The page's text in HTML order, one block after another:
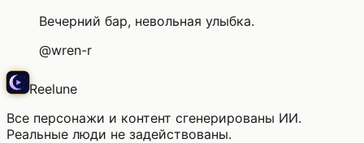
Вечерний бар, невольная улыбка.
@wren-r
Reelune
Все персонажи и контент сгенерированы ИИ.
Реальные люди не задействованы.